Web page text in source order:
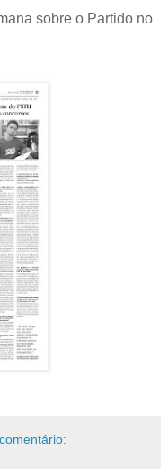
sobre o Partido no